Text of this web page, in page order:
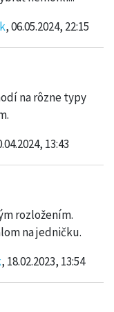
, 06.05.2024, 22:15
na rôzne typy
13:43
rozložením.
na jedničku.
, 18.02.2023, 13:54